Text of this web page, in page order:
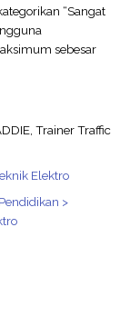
“Sangat
sebesar
Trainer Traffic
Elektro
>